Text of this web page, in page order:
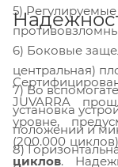
5)
6) Боковые
центральная)
7) Во
установка
положении и
8)
JUVARRA
уровне,
(200.000
циклов.